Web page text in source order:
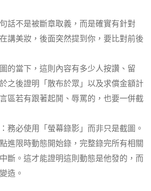
話不是被斷章取義，而是確實有針對
講美妝，後面突然提到你，要比對前後
圖的當下，這則內容有多少人按讚、留
之後證明「散布於眾」以及求償金額計
區若有跟著起鬨、辱罵的，也要一併截
：務必使用「螢幕錄影」而非只是截圖。
進限時動態開始錄，完整錄完所有相關
斷。這才能證明這則動態是他發的，而
造。